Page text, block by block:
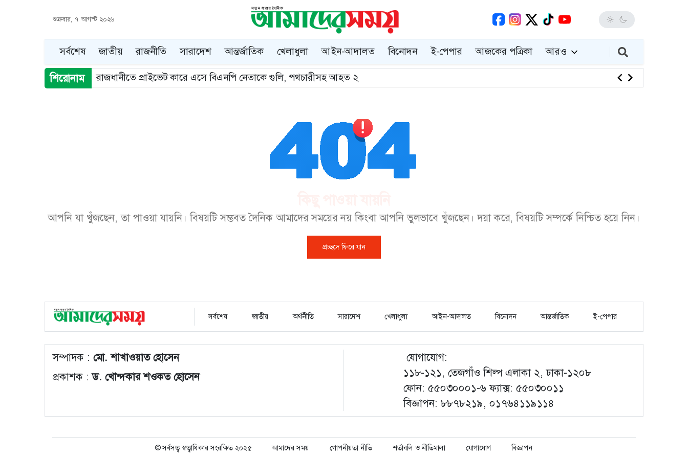
শুক্রবার, ৭ আগস্ট ২০২৬
সর্বশেষ জাতীয় রাজনীতি সারাদেশ আন্তর্জাতিক খেলাধুলা আইন-আদালত বিনোদন ই-পেপার আজকের পত্রিকা আরও
শিরোনাম রাজধানীতে প্রাইভেট কারে এসে বিএনপি নেতাকে গুলি, পথচারীসহ আহত ২
Item
আপনি যা খুঁজছেন, তা পাওয়া যায়নি। বিষয়টি সম্ভবত দৈনিক আমাদের সময়ের নয় কিংবা আপনি ভুলভাবে খুঁজছেন। দয়া করে, বিষয়টি সম্পর্কে নিশ্চিত হয়ে নিন।
প্রচ্ছদে ফিরে যান
সর্বশেষ জাতীয় অর্থনীতি সারাদেশ খেলাধুলা আইন-আদালত বিনোদন আন্তর্জাতিক ই-পেপার
সম্পাদক : মো. শাখাওয়াত হোসেন
প্রকাশক :ড. খোন্দকার শওকত হোসেন
যোগাযোগ:
১১৮-১২১, তেজগাঁও শিল্প এলাকা ২, ঢাকা-১২০৮
ফোন: ৫৫০৩০০০১-৬ ফ্যাক্স: ৫৫০৩০০১১
বিজ্ঞাপন: ৮৮৭৮২১৯, ০১৭৬৪১১৯১১৪
© সর্বসত্ব স্বত্বাধিকার সংরক্ষিত ২০২৫ আমাদের সময় গোপনীয়তা নীতি শর্তাবলি ও নীতিমালা যোগাযোগ বিজ্ঞাপন